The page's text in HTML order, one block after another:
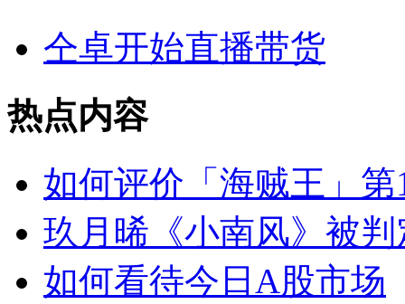
仝卓开始直播带货
热点内容
如何评价「海贼王」第
玖月晞《小南风》被
如何看待今日A股市场